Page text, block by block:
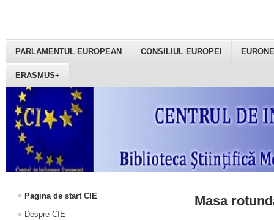
PARLAMENTUL EUROPEAN CONSILIUL EUROPEI
ERASMUS+
Pagina de start CIE
Despre CIE
Masa